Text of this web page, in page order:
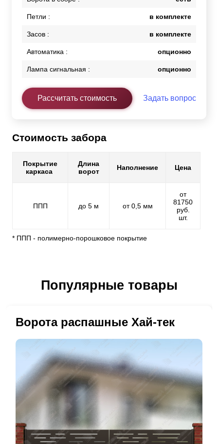
Петли : в комплекте
Засов : в комплекте
Автоматика : опционно
Лампа сигнальная : опционно
Рассчитать стоимость Задать вопрос
Стоимость забора
Покрытие
каркаса
Длина
ворот
Наполнение Цена
ППП до 5 м от 0,5 мм
от
81750
руб.
шт.
* ППП - полимерно-порошковое покрытие
Популярные товары
Ворота распашные Хай-тек